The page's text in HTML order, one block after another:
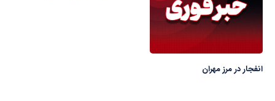
انفجار در مرز مهران